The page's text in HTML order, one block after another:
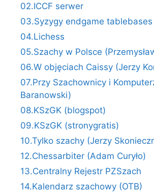
02.ICCF serwer
03.Syzygy endgame tablebases
04.Lichess
05.Szachy w Polsce
06.W objęciach Caissy (Jerzy
07.Przy Szachownicy i
Baranowski)
08.KSzGK (blogspot)
09.KSzGK (stronygratis)
10.Tylko szachy (Jerzy
12.Chessarbiter (Adam Curyło)
13.Centralny Rejestr PZSzach
14.Kalendarz szachowy (OTB)